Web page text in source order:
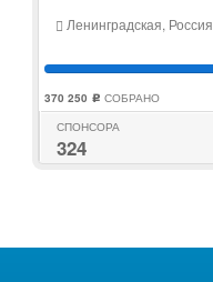
Ленинградская, Россия
370 250 c СОБРАНО
СПОНСОРА
324